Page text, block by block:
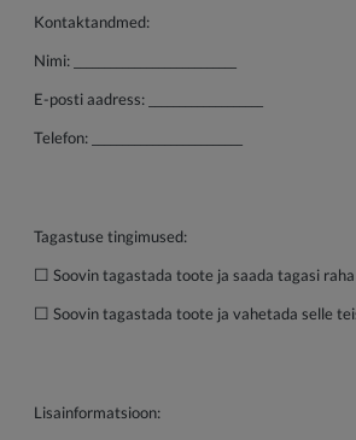
Kontaktandmed:
Nimi: ___________________________
E-posti aadress: ___________________
Telefon: _________________________
Tagastuse tingimused:
☐ Soovin tagastada toote ja saada tagasi raha
☐ Soovin tagastada toote ja vahetada selle
Lisainformatsioon: